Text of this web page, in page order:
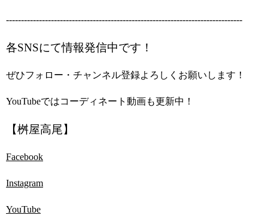
-------------------------------------------------------------------------------
各SNSにて情報発信中です！
ぜひフォロー・チャンネル登録よろしくお願いします！
YouTubeではコーディネート動画も更新中！
【桝屋高尾】
Facebook
Instagram
YouTube